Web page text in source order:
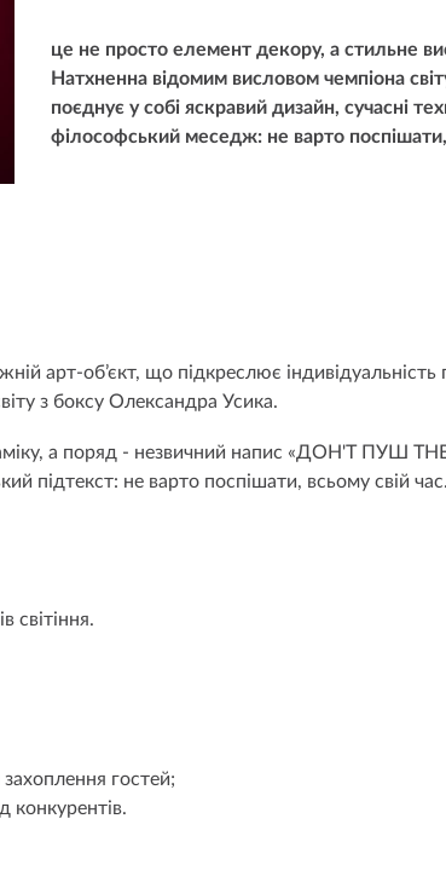
це не просто елемент декору, а стильне
Натхненна відомим висловом чемпіона
поєднує у собі яскравий дизайн, сучасні
філософський меседж: не варто поспішати,
арт-об’єкт, що підкреслює індивідуальність
з боксу Олександра Усика.
а поряд - незвичний напис «ДОН'Т ПУШ
підтекст: не варто поспішати, всьому свій
світіння.
гостей;
конкурентів.